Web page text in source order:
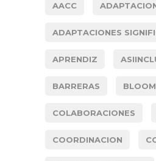
AACC
ADAPTACIONES
APRENDIZ
BARRERAS BLOOM
COLABORACIONES
COORDINACION